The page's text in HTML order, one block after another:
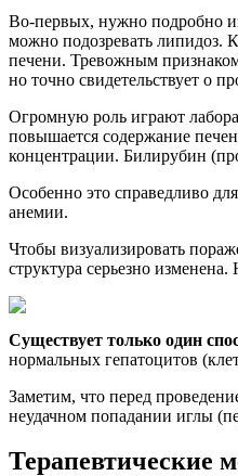
Во-первых, нужно подробно
можно подозревать липидоз.
печени. Тревожным
но точно свидетельствует о
Огромную роль играют
повышается содержание
концентрации. Билирубин
Особенно это справедливо
анемии.
Чтобы визуализировать
структура серьезно
Существует только один
нормальных гепатоцитов
Заметим, что перед
неудачном попадании иглы
Терапевтические